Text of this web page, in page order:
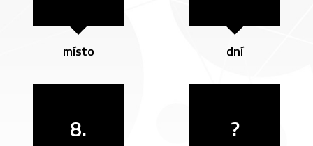
místo dní
8. ?